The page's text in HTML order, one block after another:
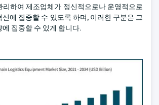
리하여 제조업체가 정신적으로나 운영적으로
에 집중할 수 있도록 하며, 이러한 구분은 그
에 집중할 수 있게 합니다.